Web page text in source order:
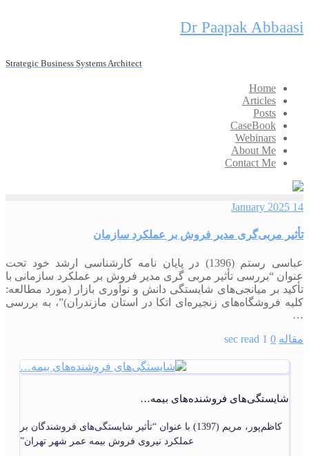
Skip
to
Dr Paapak Abbaasi
Strategic Business Systems Architect
Home
Articles
Posts
CaseBook
Webinars
About Me
Contact Me
14 January 2025
تأثیر مربی‌گری مدیر فروش بر عملکرد سازمان
عباسی رستم (1396) در پایان‏ نامه کارشناسی ارشد خود تحت
عنوان “بررسی تأثیر مربی گری مدیر فروش بر عملکرد سازمانی با
تأکید بر میانجی‌‏های شایستگی دانش و نوآوری بازار (مورد مطالعه:
کلیه فروشگاه‌‏های زنجیره‏‌ای اتکا در استان مازندران)”، به بررسی
…
مقاله 0
1 sec read
شایستگی‌های فروشنده‌های بیمه…
کاظم‌پور، مریم (1397) با عنوان “تأثیر شایستگی‌های فروشندگان بر
عملکرد نیروی فروش بیمه عمر شهر تهران”